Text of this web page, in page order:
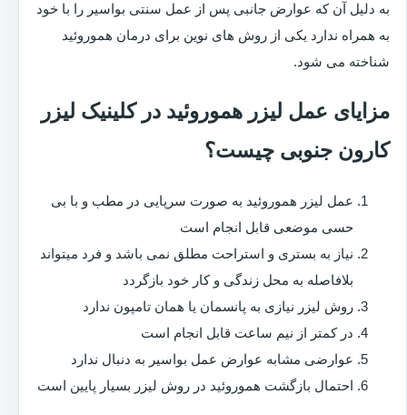
به دلیل آن که عوارض جانبی پس از عمل سنتی بواسیر را با خود
به همراه ندارد یکی از روش های نوین برای درمان هموروئید
شناخته می شود.
مزایای عمل لیزر هموروئید در کلینیک لیزر
کارون جنوبی چیست؟
عمل لیزر هموروئید به صورت سرپایی در مطب و با بی
حسی موضعی قابل انجام است
نیاز به بستری و استراحت مطلق نمی باشد و فرد میتواند
بلافاصله به محل زندگی و کار خود بازگردد
روش لیزر نیازی به پانسمان یا همان تامپون ندارد
در کمتر از نیم ساعت قابل انجام است
عوارضی مشابه عوارض عمل بواسیر به دنبال ندارد
احتمال بازگشت هموروئید در روش لیزر بسیار پایین است